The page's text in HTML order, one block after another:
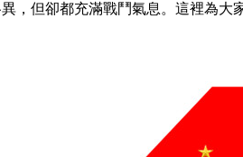
異，但卻都充滿戰鬥氣息。這裡為大